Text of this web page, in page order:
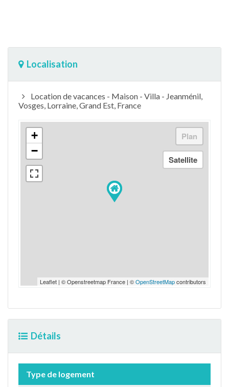
Localisation
Location de vacances - Maison - Villa - Jeanménil,
Vosges, Lorraine, Grand Est, France
+
−
Leaflet | © Openstreetmap France | ©OpenStreetMapcontributors
Détails
Type de logement